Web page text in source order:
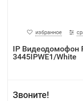
избранное
IP Видеодомофон
3445IPWE1/White
Звоните!